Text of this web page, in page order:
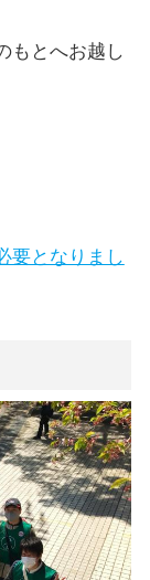
もとへお越し
要となりまし